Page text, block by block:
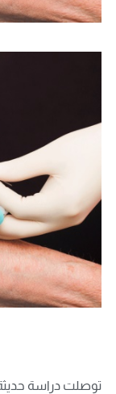
توصلت دراسة